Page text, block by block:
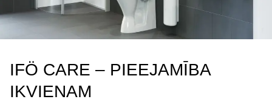
IFÖ CARE – PIEEJAMĪBA
IKVIENAM